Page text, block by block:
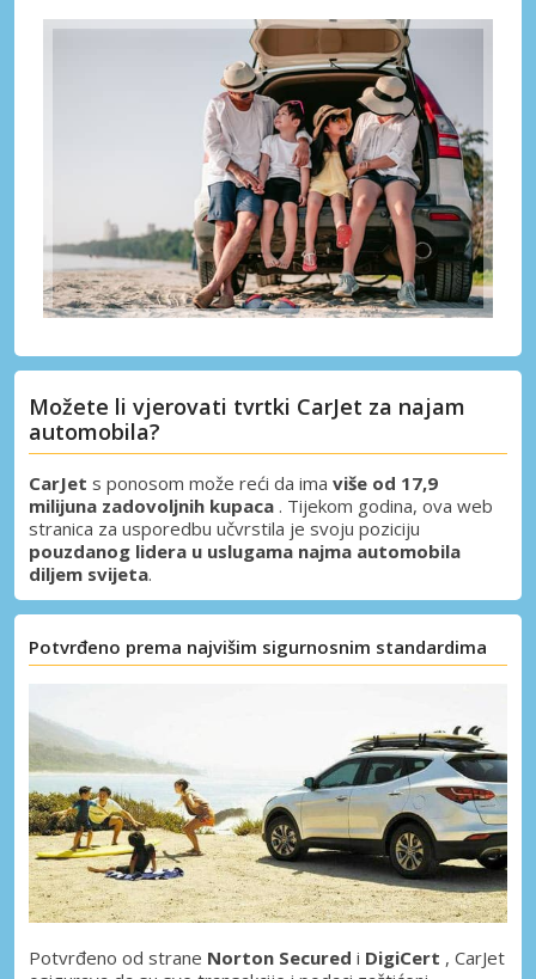
Možete li vjerovati tvrtki CarJet za najam
automobila?
CarJet s ponosom može reći da ima više od 17,9
milijuna zadovoljnih kupaca . Tijekom godina, ova web
stranica za usporedbu učvrstila je svoju poziciju
pouzdanog lidera u uslugama najma automobila
diljem svijeta.
Potvrđeno prema najvišim sigurnosnim standardima
Potvrđeno od strane Norton Secured i DigiCert , CarJet